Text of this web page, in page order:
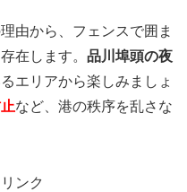
由から、フェンスで囲ま
在します。 品川埠頭の夜
エリアから楽しみましょ
など、港の秩序を乱さな
ンク